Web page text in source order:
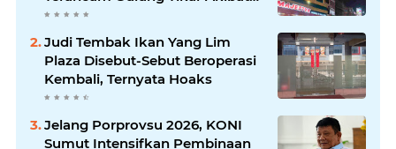
Akses Jalan Ditutup Pedagang
Angkringan
Judi Tembak Ikan Yang Lim
Plaza Disebut-Sebut Beroperasi
Kembali, Ternyata Hoaks
Jelang Porprovsu 2026, KONI
Sumut Intensifkan Pembinaan